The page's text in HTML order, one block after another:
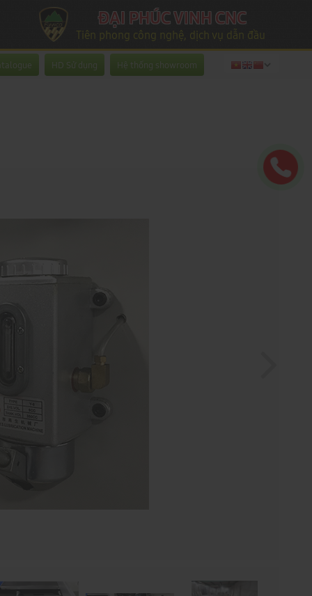
ĐẠI PHÚC VINH CNC
Tiên phong công nghệ, dịch vụ dẫn đầu
HD Sử dụng Hệ thống showroom